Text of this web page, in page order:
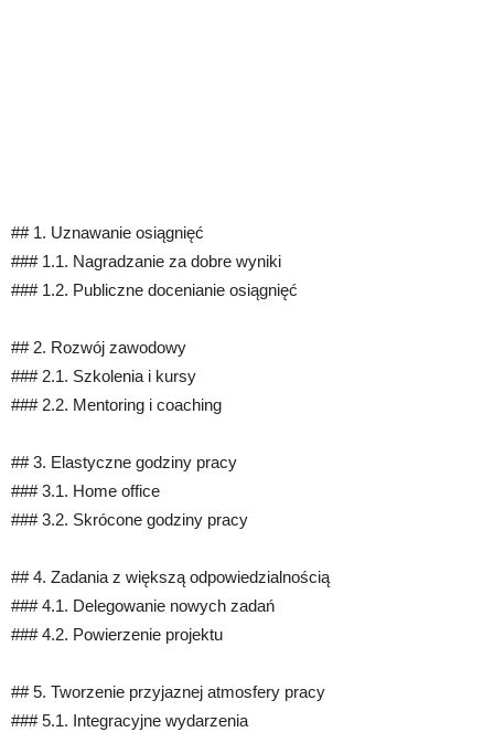
## 1. Uznawanie osiągnięć
### 1.1. Nagradzanie za dobre wyniki
### 1.2. Publiczne docenianie osiągnięć
## 2. Rozwój zawodowy
### 2.1. Szkolenia i kursy
### 2.2. Mentoring i coaching
## 3. Elastyczne godziny pracy
### 3.1. Home office
### 3.2. Skrócone godziny pracy
## 4. Zadania z większą odpowiedzialnością
### 4.1. Delegowanie nowych zadań
### 4.2. Powierzenie projektu
## 5. Tworzenie przyjaznej atmosfery pracy
### 5.1. Integracyjne wydarzenia